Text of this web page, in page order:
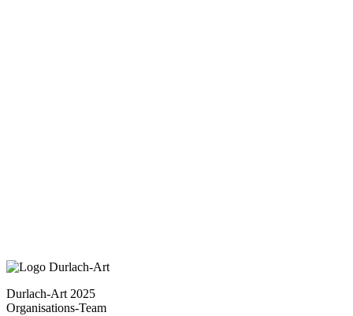
Durlach-Art 2025
Organisations-Team